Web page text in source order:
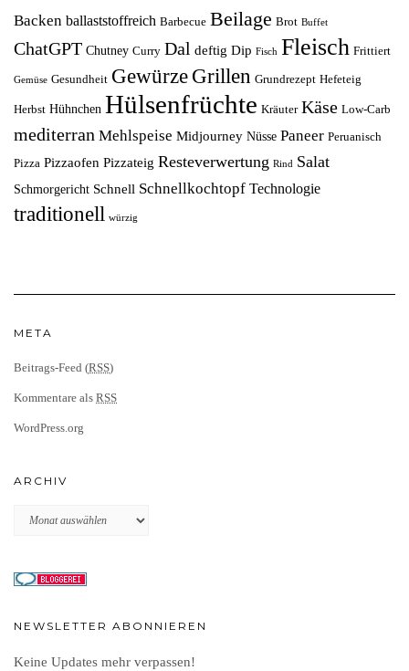
Backen ballaststoffreich Barbecue Beilage Brot Buffet
ChatGPT Chutney Curry Dal deftig Dip Fisch Fleisch Frittiert
Gemüse Gesundheit Gewürze Grillen Grundrezept Hefeteig
Herbst Hühnchen Hülsenfrüchte Kräuter Käse Low-Carb
mediterran Mehlspeise Midjourney Nüsse Paneer Peruanisch
Pizza Pizzaofen Pizzateig Resteverwertung Rind Salat
Schmorgericht Schnell Schnellkochtopf Technologie
traditionell würzig
META
Beitrags-Feed (RSS)
Kommentare als RSS
WordPress.org
ARCHIV
Archiv
NEWSLETTER ABONNIEREN
Keine Updates mehr verpassen!